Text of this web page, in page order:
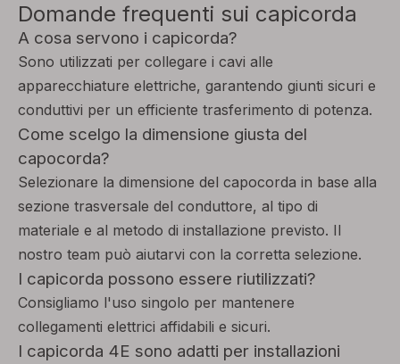
Domande frequenti sui capicorda
A cosa servono i capicorda?
Sono utilizzati per collegare i cavi alle
apparecchiature elettriche, garantendo giunti sicuri e
conduttivi per un efficiente trasferimento di potenza.
Come scelgo la dimensione giusta del
capocorda?
Selezionare la dimensione del capocorda in base alla
sezione trasversale del conduttore, al tipo di
materiale e al metodo di installazione previsto. Il
nostro team può aiutarvi con la corretta selezione.
I capicorda possono essere riutilizzati?
Consigliamo l'uso singolo per mantenere
collegamenti elettrici affidabili e sicuri.
I capicorda 4E sono adatti per installazioni